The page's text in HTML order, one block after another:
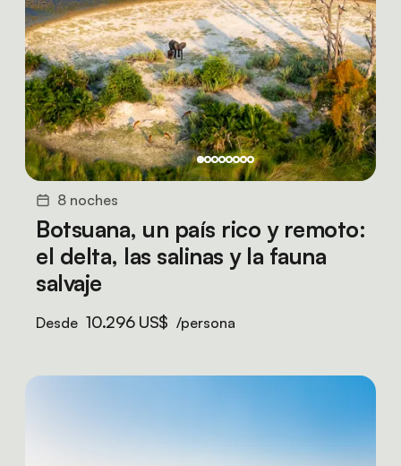
8 noches
Botsuana, un país rico y remoto:
el delta, las salinas y la fauna
salvaje
Desde 10.296 US$ /persona